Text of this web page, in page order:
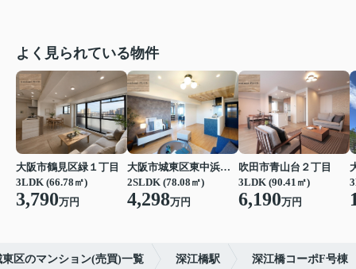
よく見られている物件
大阪市鶴見区緑１丁目
3LDK (66.78㎡)
3,790万円
大阪市城東区東中浜６丁目
2SLDK (78.08㎡)
4,298万円
吹田市青山台２丁目
3LDK (90.41㎡)
6,190万円
区のマンション(売買)一覧 深江橋駅 深江橋コーポF号棟